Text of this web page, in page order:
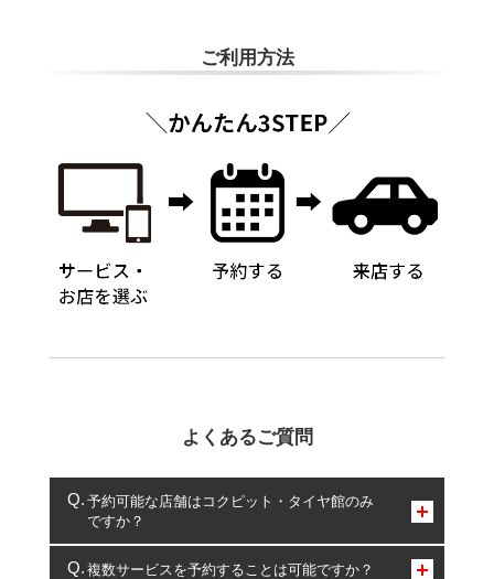
ご利用方法
よくあるご質問
予約可能な店舗はコクピット・タイヤ館のみ
ですか？
コクピット・タイヤ館のみとなります。
複数サービスを予約することは可能ですか？